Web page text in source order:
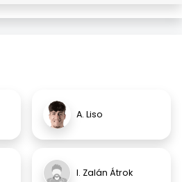
A. Liso
I. Zalán Átrok